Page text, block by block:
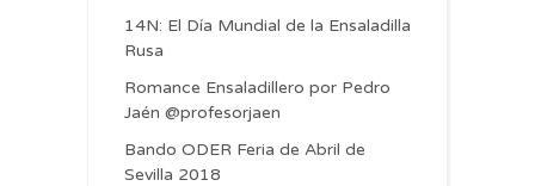
14N: El Día Mundial de la Ensaladilla
Rusa
Romance Ensaladillero por Pedro
Jaén @profesorjaen
Bando ODER Feria de Abril de
Sevilla 2018